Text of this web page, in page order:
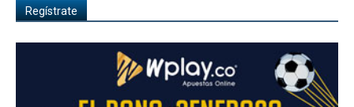
Regístrate